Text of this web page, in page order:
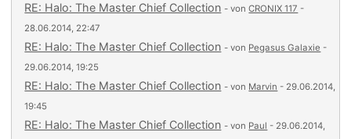
RE: Halo: The Master Chief Collection - vonCRONIX 117 -
28.06.2014, 22:47
RE: Halo: The Master Chief Collection - von Pegasus Galaxie -
29.06.2014, 19:25
RE: Halo: The Master Chief Collection - von Marvin - 29.06.2014,
19:45
RE: Halo: The Master Chief Collection - von Paul - 29.06.2014,